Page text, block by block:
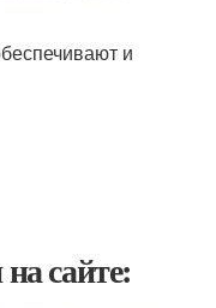
и
сайте: